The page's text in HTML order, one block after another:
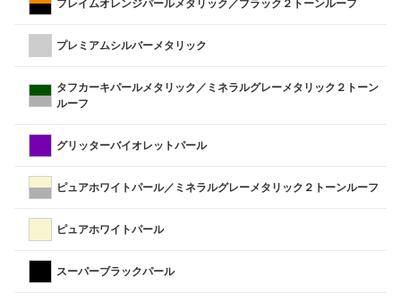
フレイムオレンジパールメタリック／ブラック２トーンルーフ
プレミアムシルバーメタリック
タフカーキパールメタリック／ミネラルグレーメタリック２トーン
ルーフ
グリッターバイオレットパール
ピュアホワイトパール／ミネラルグレーメタリック２トーンルーフ
ピュアホワイトパール
スーパーブラックパール